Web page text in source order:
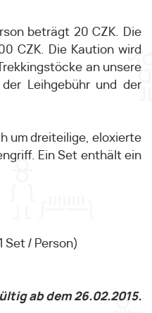
beträgt 20 CZK. Die
CZK. Die Kaution wird
an unsere
der Leihgebühr und der
um dreiteilige, eloxierte
Ein Set enthält ein
Set / Person)
ab dem 26.02.2015.